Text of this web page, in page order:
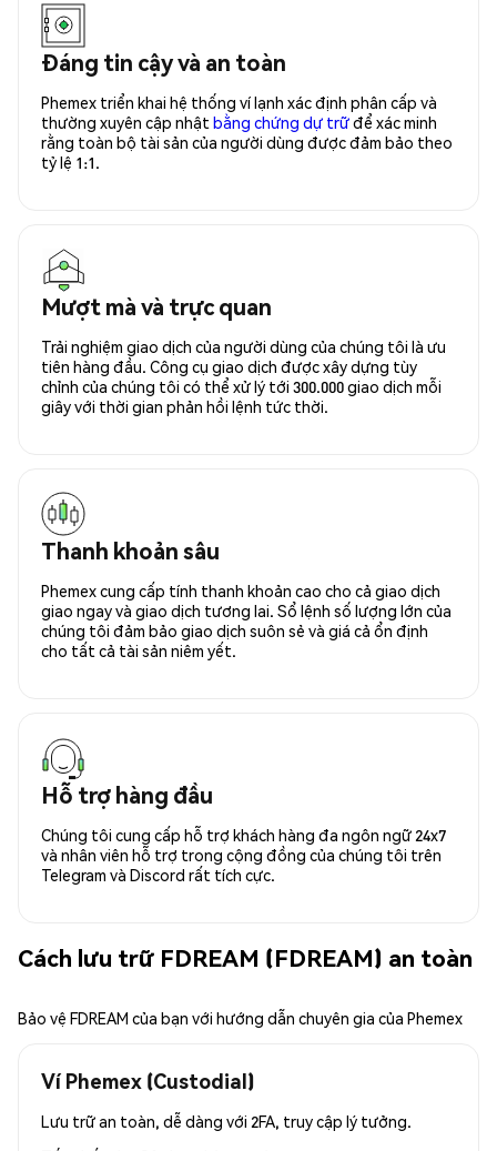
Đáng tin cậy và an toàn
Phemex triển khai hệ thống ví lạnh xác định phân cấp và
thường xuyên cập nhật bằng chứng dự trữđể xác minh
rằng toàn bộ tài sản của người dùng được đảm bảo theo
tỷ lệ 1:1.
Mượt mà và trực quan
Trải nghiệm giao dịch của người dùng của chúng tôi là ưu
tiên hàng đầu. Công cụ giao dịch được xây dựng tùy
chỉnh của chúng tôi có thể xử lý tới 300.000 giao dịch mỗi
giây với thời gian phản hồi lệnh tức thời.
Thanh khoản sâu
Phemex cung cấp tính thanh khoản cao cho cả giao dịch
giao ngay và giao dịch tương lai. Sổ lệnh số lượng lớn của
chúng tôi đảm bảo giao dịch suôn sẻ và giá cả ổn định
cho tất cả tài sản niêm yết.
Hỗ trợ hàng đầu
Chúng tôi cung cấp hỗ trợ khách hàng đa ngôn ngữ 24x7
và nhân viên hỗ trợ trong cộng đồng của chúng tôi trên
Telegram và Discord rất tích cực.
Cách lưu trữ FDREAM (FDREAM) an toàn
Bảo vệ FDREAM của bạn với hướng dẫn chuyên gia của Phemex
Ví Phemex (Custodial)
Lưu trữ an toàn, dễ dàng với 2FA, truy cập lý tưởng.